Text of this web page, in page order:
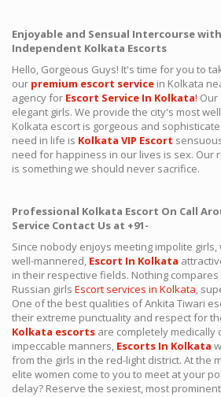
Enjoyable and Sensual Intercourse
Independent Kolkata Escorts
Hello, Gorgeous Guys! It's time for you to
our premium escort service in Kolkata
agency for Escort Service In Kolkata! Our
elegant girls. We provide the city's most
Kolkata escort is gorgeous and
need in life is Kolkata VIP Escort
need for happiness in our lives is sex. Our
is something we should never sacrifice.
Professional Kolkata Escort On Call
Service Contact Us at +91-
Since nobody enjoys meeting impolite
well-mannered, Escort In Kolkata
in their respective fields. Nothing
Russian girls Escort services in Kolkata,
One of the best qualities of Ankita Tiwari
their extreme punctuality and respect for
Kolkata escorts are completely medically
impeccable manners, Escorts In Kolkata
from the girls in the red-light district. At the
elite women come to you to meet at your
delay? Reserve the sexiest, most